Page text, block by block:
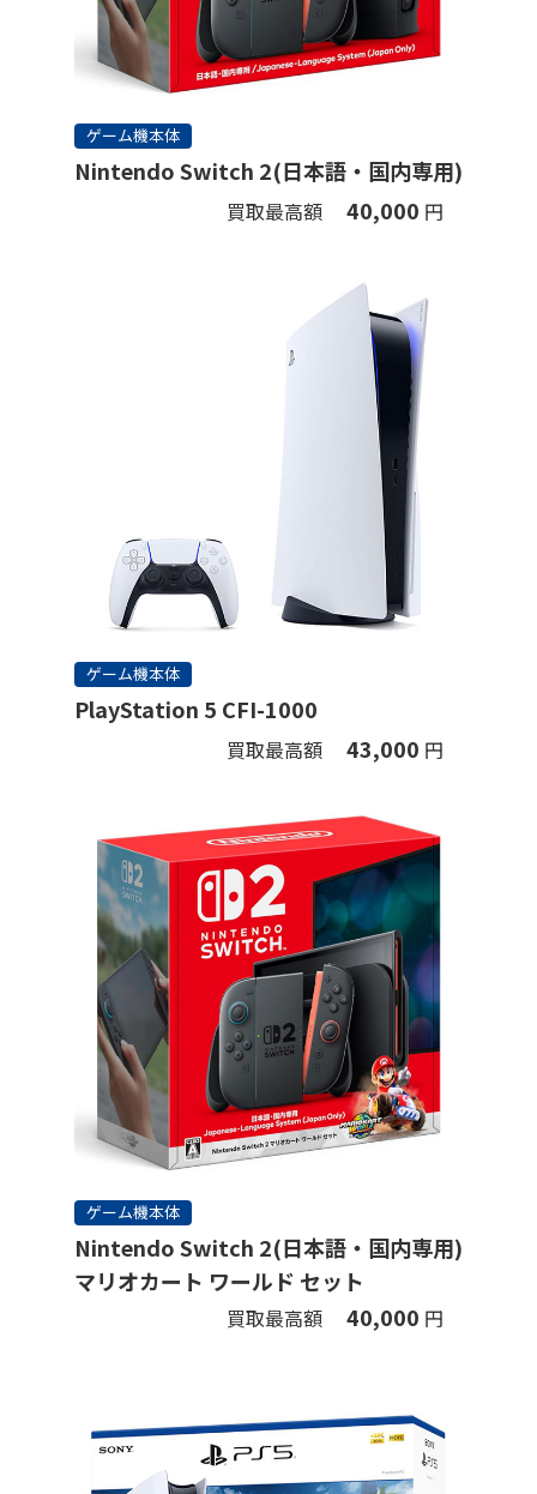
ゲーム機本体
Nintendo Switch 2(日本語・国内専用)
買取最高額 40,000 円
ゲーム機本体
PlayStation 5 CFI-1000
買取最高額 43,000 円
ゲーム機本体
Nintendo Switch 2(日本語・国内専用)
マリオカート ワールド セット
買取最高額 40,000 円